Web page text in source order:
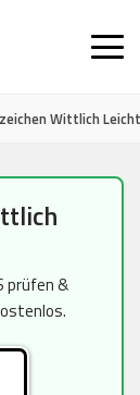
Wittlich
prüfen &